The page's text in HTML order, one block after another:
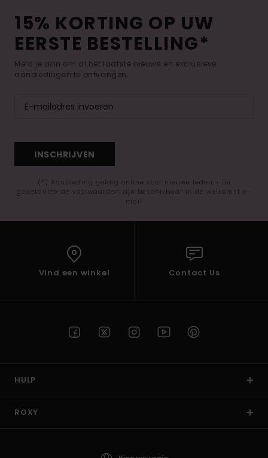
15% KORTING OP UW
EERSTE BESTELLING*
Meld je aan om al het laatste nieuws en exclusieve
aanbiedingen te ontvangen.
INSCHRIJVEN
(*) Aanbieding geldig online voor nieuwe leden - De
gedetailleerde voorwaarden zijn beschikbaar in de welkomst e-
mail
Vind een winkel Contact Us
HULP
ROXY